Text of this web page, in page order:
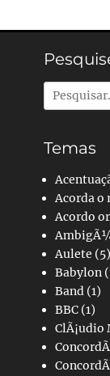
Pesquisar
por:
Temas
Acorda o
Acordo
Aulete (5)
Babylon
Band (1)
BBC (1)
ClÃ¡udio